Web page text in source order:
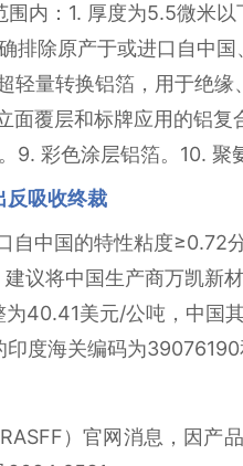
内：1. 厚度为5.5微米
排除原产于或进口自中
量转换铝箔，用于绝缘
覆层和标牌应用的铝复
彩色涂层铝箔。10. 聚
反吸收终裁
中国的特性粘度≥0.72
议将中国生产商万凯新
40.41美元/公吨，中国
度海关编码为39076190
）官网消息，因产